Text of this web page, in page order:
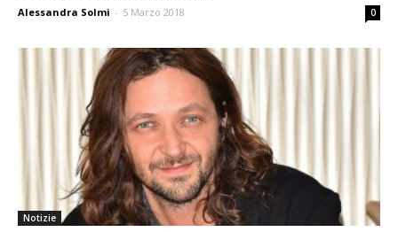
Alessandra Solmi - 5 Marzo 2018 0
Notizie